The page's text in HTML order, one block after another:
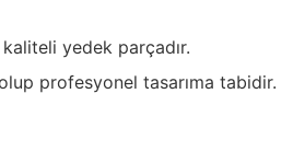
yedek parçadır.
profesyonel tasarıma tabidir.